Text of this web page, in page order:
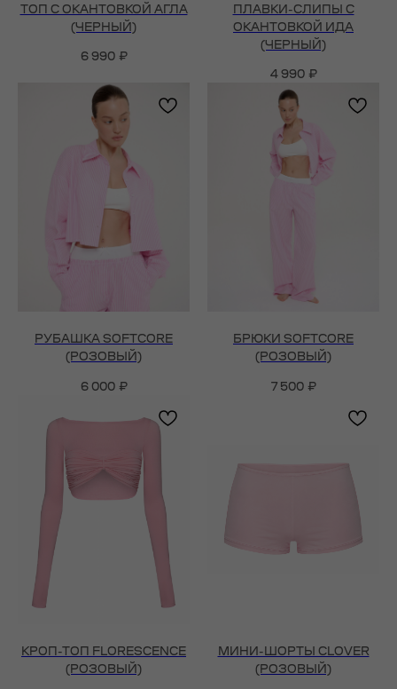
ТОП С ОКАНТОВКОЙ АГЛА
(ЧЕРНЫЙ)
6 990 ₽
ПЛАВКИ-СЛИПЫ С
ОКАНТОВКОЙ ИДА
(ЧЕРНЫЙ)
4 990 ₽
РУБАШКА SOFTCORE
(РОЗОВЫЙ)
6 000 ₽
БРЮКИ SOFTCORE
(РОЗОВЫЙ)
7 500 ₽
КРОП-ТОП FLORESCENCE
(PОЗОВЫЙ)
МИНИ-ШОРТЫ CLOVER
(РОЗОВЫЙ)